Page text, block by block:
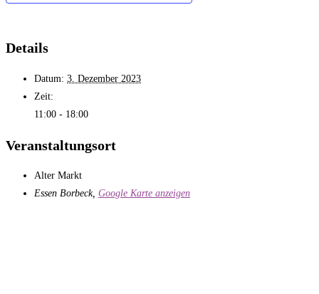
Details
Datum: 3. Dezember 2023
Zeit:
11:00 - 18:00
Veranstaltungsort
Alter Markt
Essen Borbeck, Google Karte anzeigen